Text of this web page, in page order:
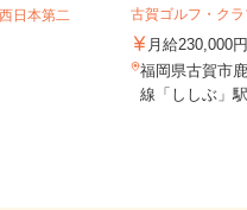
日本第二 古賀ゴルフ・ク
月給230,000円
福岡県古賀市
線「ししぶ」